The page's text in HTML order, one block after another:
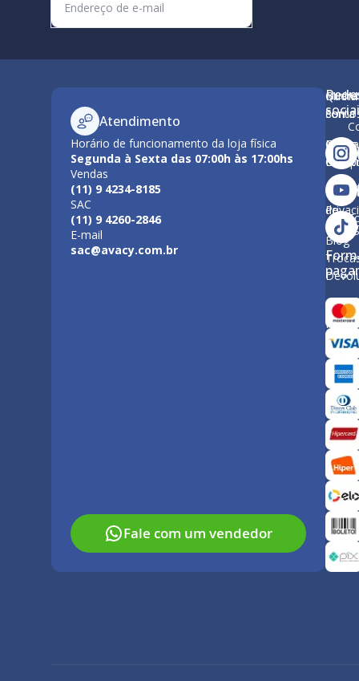
Atendimento
Horário de funcionamento da loja física
Segunda à Sexta das 07:00h às 17:00hs
Vendas
(11) 9 4234-8185
SAC
(11) 9 4260-2846
E-mail
sac@avacy.com.br
Fale com um vendedor
Minha
conta
Como
Política
de
Quem
Nossa
Blog